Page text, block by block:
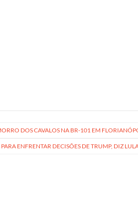
DOS CAVALOS NA BR-101 EM
PARA ENFRENTAR DECISÕES DE TRUMP, DIZ